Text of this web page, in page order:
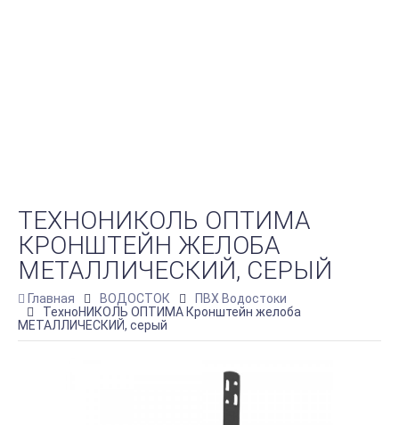
ТЕХНОНИКОЛЬ ОПТИМА
КРОНШТЕЙН ЖЕЛОБА
МЕТАЛЛИЧЕСКИЙ, СЕРЫЙ
Главная ВОДОСТОК
ПВХ Водостоки
ТехноНИКОЛЬ ОПТИМА Кронштейн желоба
МЕТАЛЛИЧЕСКИЙ, серый